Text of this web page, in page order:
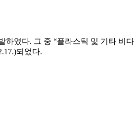
하였다. 그 중 “플라스틱 및 기타 비다
되었다.